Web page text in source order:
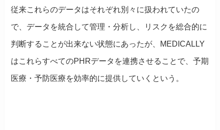
従来これらのデータはそれぞれ別々に扱われていたの
で、データを統合して管理・分析し、リスクを総合的に
判断することが出来ない状態にあったが、MEDICALLY
はこれらすべてのPHRデータを連携させることで、予期
医療・予防医療を効率的に提供していくという。